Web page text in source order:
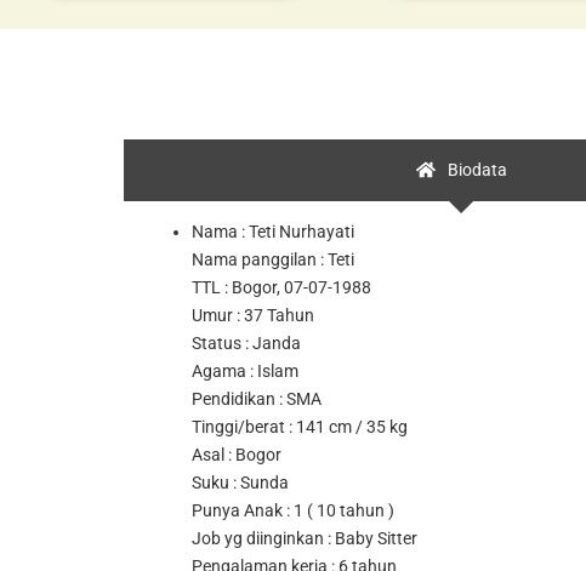
Biodata
Nama : Teti Nurhayati
Nama panggilan : Teti
TTL : Bogor, 07-07-1988
Umur : 37 Tahun
Status : Janda
Agama : Islam
Pendidikan : SMA
Tinggi/berat : 141 cm / 35 kg
Asal : Bogor
Suku : Sunda
Punya Anak : 1 ( 10 tahun )
Job yg diinginkan : Baby Sitter
Pengalaman kerja : 6 tahun